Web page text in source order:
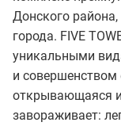
Донского района,
города. FIVE
уникальными
и
открывающаяся
завораживает: